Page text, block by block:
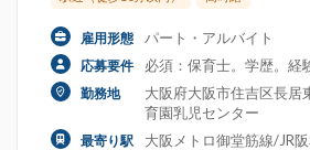
雇用形態 パート・アルバイト
応募要件 必須：保育士。学歴。経
勤務地
大阪府大阪市住吉区長
育園乳児センター
最寄り駅
大阪メトロ御堂筋線/JR